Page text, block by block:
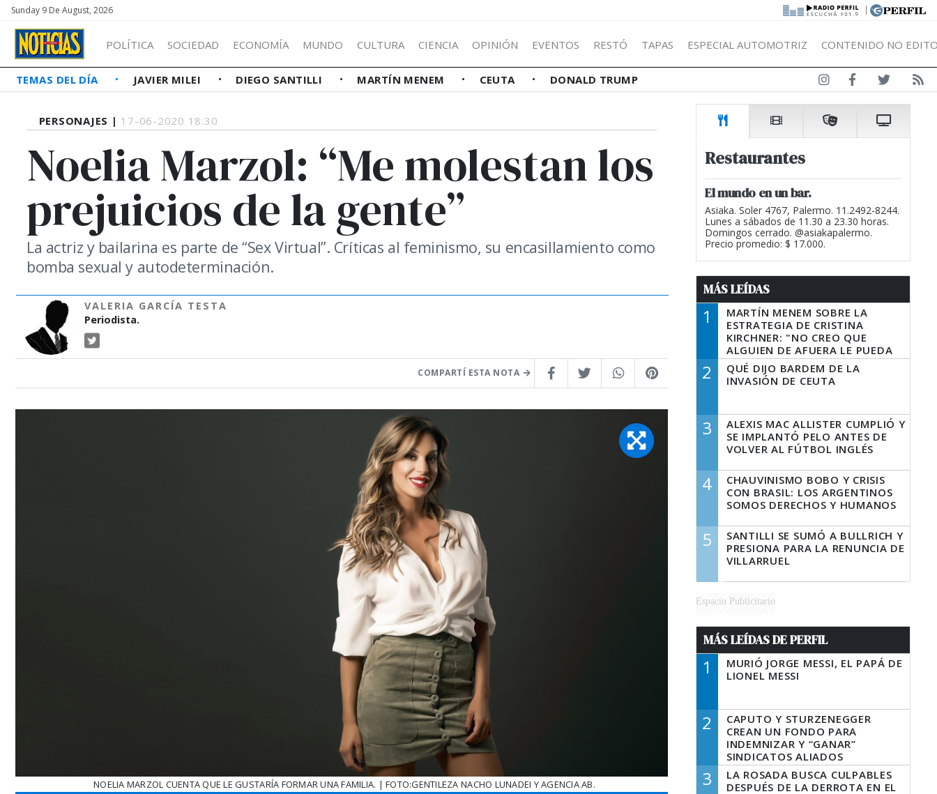
Sunday 9 De August, 2026 |
POLÍTICA SOCIEDAD ECONOMÍA MUNDO CULTURA CIENCIA OPINIÓN EVENTOS RESTÓ TAPAS ESPECIAL AUTOMOTRIZ CONTENIDO NO
TEMAS DEL DÍA JAVIER MILEI DIEGO SANTILLI MARTÍN MENEM CEUTA DONALD TRUMP
PERSONAJES | 17-06-2020 18:30
Noelia Marzol: “Me molestan los
prejuicios de la gente”
La actriz y bailarina es parte de “Sex Virtual”. Críticas al feminismo, su encasillamiento como
bomba sexual y autodeterminación.
VALERIA GARCÍA TESTA
Periodista.
COMPARTÍ ESTA NOTA
NOELIA MARZOL CUENTA QUE LE GUSTARÍA FORMAR UNA FAMILIA. | FOTO:GENTILEZA NACHO LUNADEI Y AGENCIA AB.
Restaurantes
El mundo en un bar.
Asiaka. Soler 4767, Palermo. 11.2492-8244.
Lunes a sábados de 11.30 a 23.30 horas.
Domingos cerrado. @asiakapalermo.
Precio promedio: $ 17.000.
MÁS LEÍDAS
1
MARTÍN MENEM SOBRE LA
ESTRATEGIA DE CRISTINA
KIRCHNER: "NO CREO QUE
ALGUIEN DE AFUERA LE PUEDA
DECIR A LA JUSTICIA LO QUE
TIENE QUE HACER"
2
QUÉ DIJO BARDEM DE LA
INVASIÓN DE CEUTA
3
ALEXIS MAC ALLISTER CUMPLIÓ Y
SE IMPLANTÓ PELO ANTES DE
VOLVER AL FÚTBOL INGLÉS
4
CHAUVINISMO BOBO Y CRISIS
CON BRASIL: LOS ARGENTINOS
SOMOS DERECHOS Y HUMANOS
5
SANTILLI SE SUMÓ A BULLRICH Y
PRESIONA PARA LA RENUNCIA DE
VILLARRUEL
Espacio Publicitario
MÁS LEÍDAS DE PERFIL
1
MURIÓ JORGE MESSI, EL PAPÁ DE
LIONEL MESSI
2
CAPUTO Y STURZENEGGER
CREAN UN FONDO PARA
INDEMNIZAR Y “GANAR”
SINDICATOS ALIADOS
3
LA ROSADA BUSCA CULPABLES
DESPUÉS DE LA DERROTA EN EL